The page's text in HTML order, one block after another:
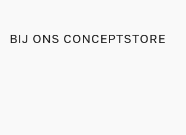
BIJ ONS CONCEPTSTORE